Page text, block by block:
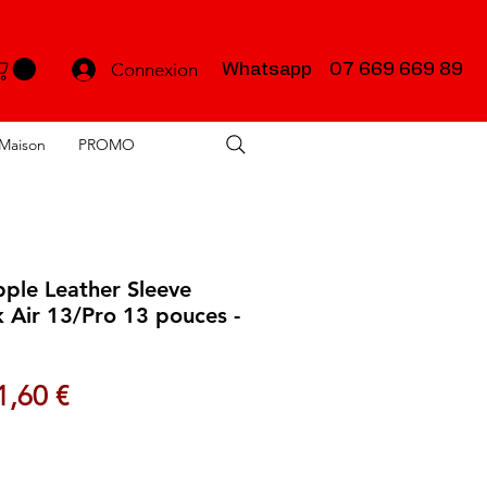
Connexion Whatsapp 07 669 669 89
Maison PROMO
Leather Sleeve
Air 13/Pro 13 pouces -
original
€Prix promotionnel